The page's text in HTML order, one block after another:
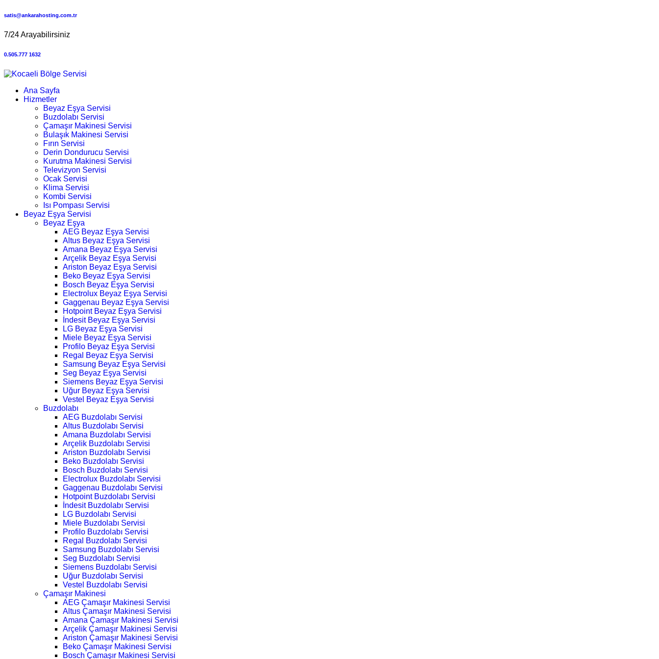
satis@ankarahosting.com.tr
7/24 Arayabilirsiniz
0.505.777 1632
Ana Sayfa
Hizmetler
Beyaz Eşya Servisi
Buzdolabı Servisi
Çamaşır Makinesi Servisi
Bulaşık Makinesi Servisi
Fırın Servisi
Derin Dondurucu Servisi
Kurutma Makinesi Servisi
Televizyon Servisi
Ocak Servisi
Klima Servisi
Kombi Servisi
Isı Pompası Servisi
Beyaz Eşya Servisi
Beyaz Eşya
AEG Beyaz Eşya Servisi
Altus Beyaz Eşya Servisi
Amana Beyaz Eşya Servisi
Arçelik Beyaz Eşya Servisi
Ariston Beyaz Eşya Servisi
Beko Beyaz Eşya Servisi
Bosch Beyaz Eşya Servisi
Electrolux Beyaz Eşya Servisi
Gaggenau Beyaz Eşya Servisi
Hotpoint Beyaz Eşya Servisi
İndesit Beyaz Eşya Servisi
LG Beyaz Eşya Servisi
Miele Beyaz Eşya Servisi
Profilo Beyaz Eşya Servisi
Regal Beyaz Eşya Servisi
Samsung Beyaz Eşya Servisi
Seg Beyaz Eşya Servisi
Siemens Beyaz Eşya Servisi
Uğur Beyaz Eşya Servisi
Vestel Beyaz Eşya Servisi
Buzdolabı
AEG Buzdolabı Servisi
Altus Buzdolabı Servisi
Amana Buzdolabı Servisi
Arçelik Buzdolabı Servisi
Ariston Buzdolabı Servisi
Beko Buzdolabı Servisi
Bosch Buzdolabı Servisi
Electrolux Buzdolabı Servisi
Gaggenau Buzdolabı Servisi
Hotpoint Buzdolabı Servisi
İndesit Buzdolabı Servisi
LG Buzdolabı Servisi
Miele Buzdolabı Servisi
Profilo Buzdolabı Servisi
Regal Buzdolabı Servisi
Samsung Buzdolabı Servisi
Seg Buzdolabı Servisi
Siemens Buzdolabı Servisi
Uğur Buzdolabı Servisi
Vestel Buzdolabı Servisi
Çamaşır Makinesi
AEG Çamaşır Makinesi Servisi
Altus Çamaşır Makinesi Servisi
Amana Çamaşır Makinesi Servisi
Arçelik Çamaşır Makinesi Servisi
Ariston Çamaşır Makinesi Servisi
Beko Çamaşır Makinesi Servisi
Bosch Çamaşır Makinesi Servisi